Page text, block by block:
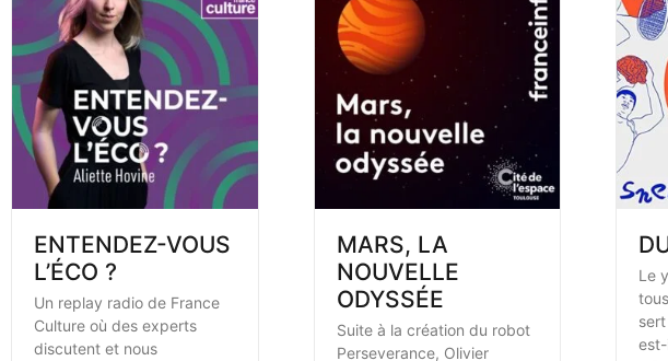
ENTENDEZ-VOUS
L’ÉCO ?
Un replay radio de France
Culture où des experts
discutent et nous
MARS, LA
NOUVELLE
ODYSSÉE
Suite à la création du robot
Perseverance, Olivier
Le